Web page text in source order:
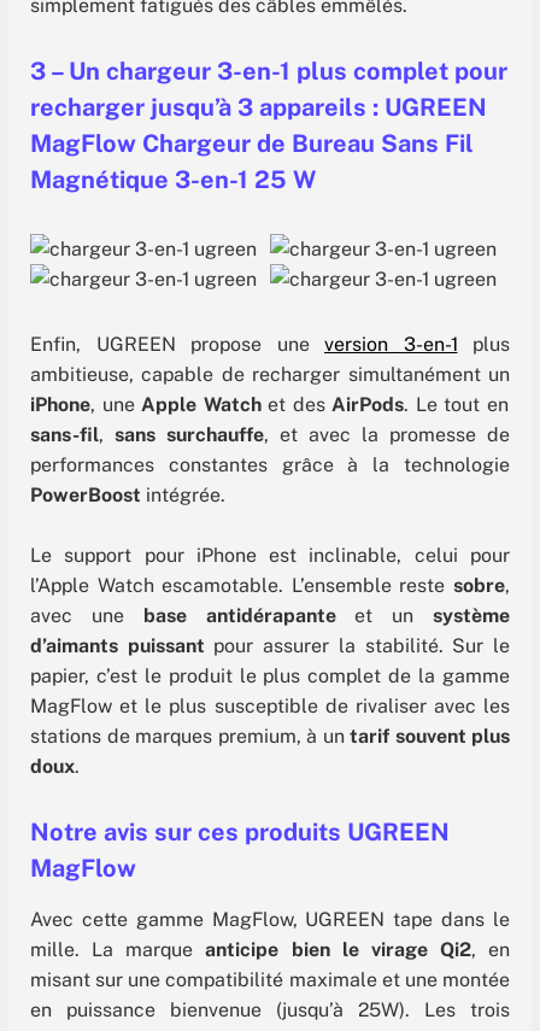
simplement fatigués des câbles emmêlés.
3 – Un chargeur 3-en-1 plus complet pour
recharger jusqu’à 3 appareils : UGREEN
MagFlow Chargeur de Bureau Sans Fil
Magnétique 3-en-1 25 W
Enfin, UGREEN propose une version 3-en-1 plus
ambitieuse, capable de recharger simultanément un
iPhone, uneApple Watch et desAirPods. Le tout en
sans-fil, sans surchauffe, et avec la promesse de
performances constantes grâce à la technologie
PowerBoost intégrée.
Le support pour iPhone est inclinable, celui pour
l’Apple Watch escamotable. L’ensemble reste sobre,
avec une base antidérapanteet unsystème
d’aimants puissant pour assurer la stabilité. Sur le
papier, c’est le produit le plus complet de la gamme
MagFlow et le plus susceptible de rivaliser avec les
stations de marques premium, à un tarif souvent plus
doux.
Notre avis sur ces produits UGREEN
MagFlow
Avec cette gamme MagFlow, UGREEN tape dans le
mille. La marqueanticipe bien le virage Qi2, en
misant sur une compatibilité maximale et une montée
en puissance bienvenue (jusqu’à 25W). Les trois